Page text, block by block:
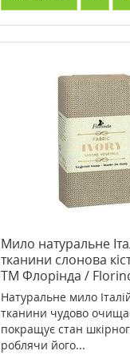
Мило натуральне
тканини слонова
TM Флорінда /
Натуральне мило
тканини чудово
покращує стан
роблячи його...